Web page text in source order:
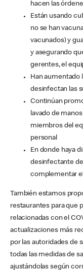
hacen las
Están usando
no se han
vacunados) y
y asegurando
gerentes, el
Han aumentado
desinfectan las
Continúan
lavado de
miembros del
personal
En donde haya
desinfectante
complementar
También estamos
restaurantes para que
relacionadas con el
actualizaciones más
por las autoridades de
todas las medidas de
ajustándolas según